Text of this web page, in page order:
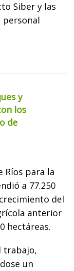
Siber y las
personal
y
los
de
Ríos para la
a 77.250
del
anterior
hectáreas.
trabajo,
un